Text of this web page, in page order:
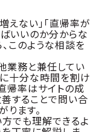
えない」「直帰率が
いいのか分からな
このような相談を
業務と兼任してい
十分な時間を割け
帰率はサイトの成
することで問い合
ます。
でも理解できるよ